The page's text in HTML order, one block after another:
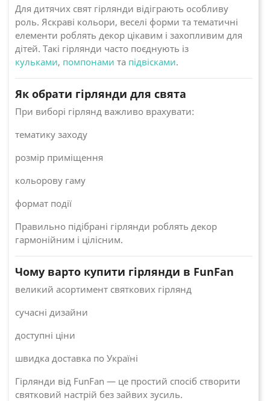
Для дитячих свят гірлянди відіграють особливу
роль. Яскраві кольори, веселі форми та тематичні
елементи роблять декор цікавим і захопливим для
дітей. Такі гірлянди часто поєднують із
кульками, помпонами та підвісками.
Як обрати гірлянди для свята
При виборі гірлянд важливо врахувати:
тематику заходу
розмір приміщення
кольорову гаму
формат події
Правильно підібрані гірлянди роблять декор
гармонійним і цілісним.
Чому варто купити гірлянди в FunFan
великий асортимент святкових гірлянд
сучасні дизайни
доступні ціни
швидка доставка по Україні
Гірлянди від FunFan — це простий спосіб створити
святковий настрій без зайвих зусиль.